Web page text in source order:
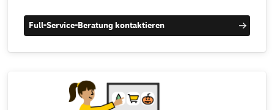
Full-Service-Beratung kontaktieren